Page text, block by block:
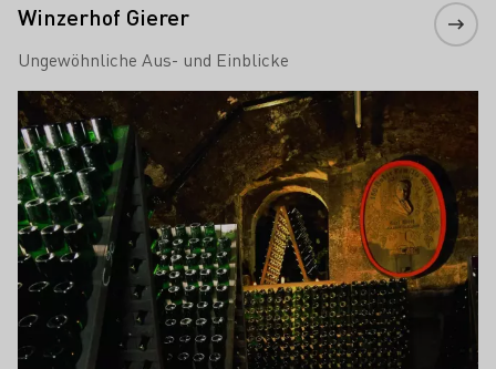
Winzerhof Gierer
Ungewöhnliche Aus- und Einblicke
Mehr erfahren